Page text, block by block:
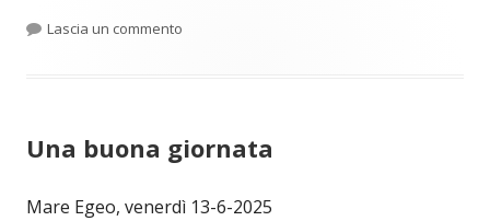
Lascia un commento
Una buona giornata
Mare Egeo, venerdì 13-6-2025